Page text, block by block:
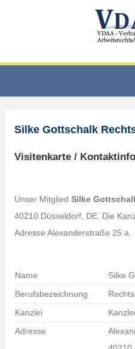
Silke Gottschalk
Visitenkarte /
Unser Mitglied Silke
40210 Düsseldorf, DE. Die
Adresse Alexanderstraße 25 a.
Name
Silke
Berufsbezeichnung
Kanzlei
Adresse